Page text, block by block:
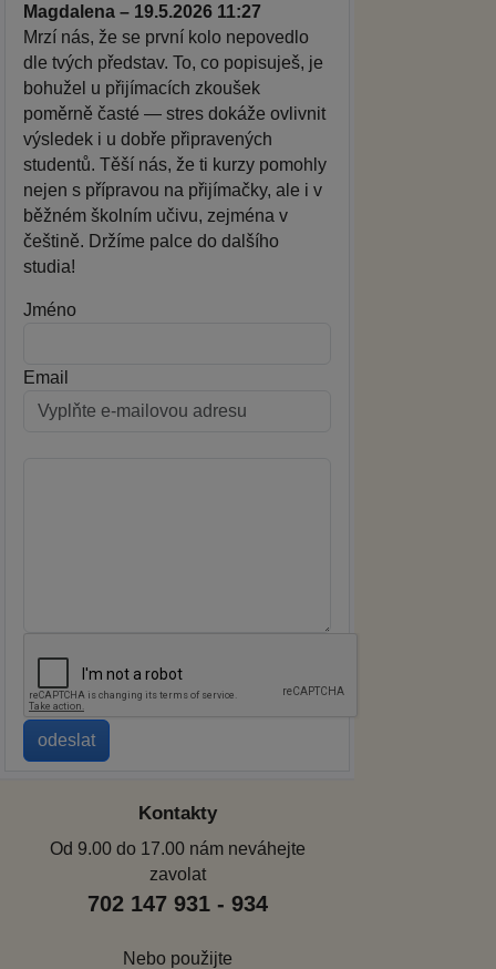
Magdalena – 19.5.2026 11:27
Mrzí nás, že se první kolo nepovedlo
dle tvých představ. To, co popisuješ, je
bohužel u přijímacích zkoušek
poměrně časté — stres dokáže ovlivnit
výsledek i u dobře připravených
studentů. Těší nás, že ti kurzy pomohly
nejen s přípravou na přijímačky, ale i v
běžném školním učivu, zejména v
češtině. Držíme palce do dalšího
studia!
Jméno
Email
Kontakty
Od 9.00 do 17.00 nám neváhejte
zavolat
702 147 931 - 934
Nebo použijte